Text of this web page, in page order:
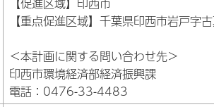
【重点促進区域】千葉県印西市岩戸字
＜本計画に関する問い合わせ先＞
印西市環境経済部経済振興課
電話：0476-33-4483